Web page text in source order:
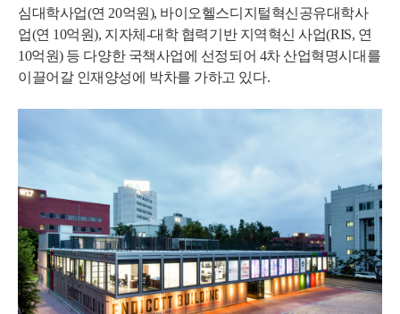
심대학사업(연 20억원), 바이오헬스디지털혁신공유대학사
업(연 10억원), 지자체-대학 협력기반 지역혁신 사업(RIS, 연
10억원) 등 다양한 국책사업에 선정되어 4차 산업혁명시대를
이끌어갈 인재양성에 박차를 가하고 있다.